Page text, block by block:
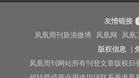
友情链接
凤凰周刊新浪微博
凤凰网 凤凰
版权信息
|
凤凰周刊网站所有刊登文章版权